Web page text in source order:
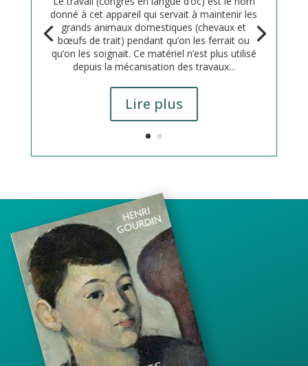
donné à cet appareil qui servait à maintenir les
grands animaux domestiques (chevaux et
bœufs de trait) pendant qu’on les ferrait ou
qu’on les soignait. Ce matériel n’est plus utilisé
depuis la mécanisation des travaux...
Lire plus